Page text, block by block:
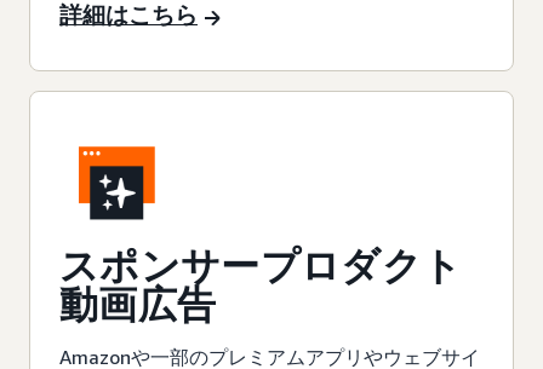
詳細はこちら
スポンサープロダクト
動画広告
Amazonや一部のプレミアムアプリやウェブサイ